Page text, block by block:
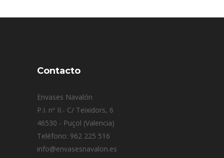
Contacto
Envases Navalón
P.I. nº II.- C/ Teixidors, 6
46530 - Puçol (Valencia)
Teléfono: 962 225 516
info@envasesnavalon.es